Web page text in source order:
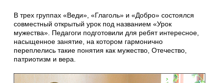
В трех группах «Веди», «Глаголь» и «Добро» состоялся
совместный открытый урок под названием «Урок
мужества». Педагоги подготовили для ребят интересное,
насыщенное занятие, на котором гармонично
переплелись такие понятия как мужество, Отечество,
патриотизм и вера.